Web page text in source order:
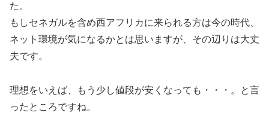
た。
もしセネガルを含め西アフリカに来られる方は今の時代、
ネット環境が気になるかとは思いますが、その辺りは大丈
夫です。
理想をいえば、もう少し値段が安くなっても・・・。と言
ったところですね。